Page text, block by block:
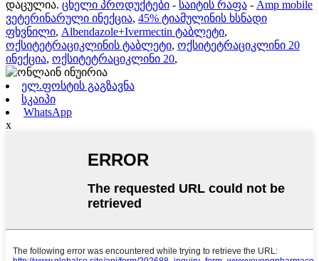
დაცულია. ცხელი პროდუქტები - საიტის რაფა - Amp mobile
ვეტერინარული ინექცია, 45% ტიამულინის ხსნადი
ფხვნილი, Albendazole+Ivermectin ტაბლეტი,
ოქსიტეტრაციკლინის ტაბლეტი, ოქსიტეტრაციკლინი 20
ინექცია, ოქსიტეტრაციკლინი 20,
ელ.ფოსტის გაგზავნა
სკაიპი
WhatsApp
x